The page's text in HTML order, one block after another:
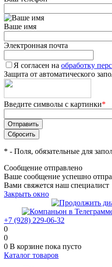
Ваше имя
Электронная почта
Я согласен на обработку
Защита от автоматического
Введите символы с картинки*
* - Поля, обязательные для
Сообщение отправлено
Ваше сообщение успешно
Вами свяжется наш специалист
Закрыть окно
+7 (928) 229-06-32
0
0
0 В корзине пока пусто
Каталог товаров